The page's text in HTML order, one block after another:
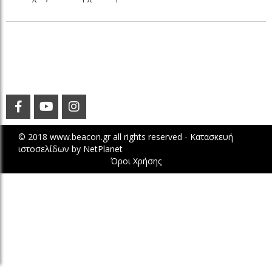
© 2018 www.beacon.gr all rights reserved - Κατασκευή
ιστοσελίδων by NetPlanet
Όροι Χρήσης